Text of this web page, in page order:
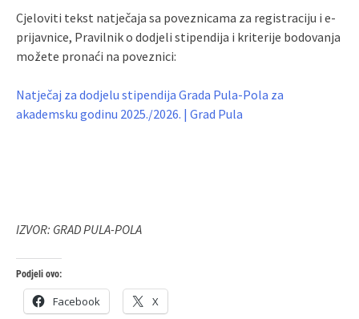
Cjeloviti tekst natječaja sa poveznicama za registraciju i e-
prijavnice, Pravilnik o dodjeli stipendija i kriterije bodovanja
možete pronaći na poveznici:
Natječaj za dodjelu stipendija Grada Pula-Pola za
akademsku godinu 2025./2026. | Grad Pula
IZVOR: GRAD PULA-POLA
Podjeli ovo:
Facebook X